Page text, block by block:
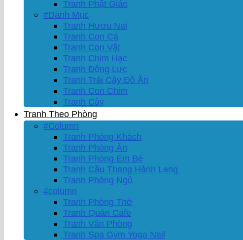
Tranh Phật Giáo
#Danh Mục
Tranh Hươu Nai
Tranh Con Cá
Tranh Con Vật
Tranh Chim Hạc
Tranh Động Lực
Tranh Trái Cây Đồ Ăn
Tranh Con Chim
Tranh Cây
Tranh Theo Phòng
#Column
Tranh Phòng Khách
Tranh Phòng Ăn
Tranh Phòng Em Bé
Tranh Cầu Thang Hành Lang
Tranh Phòng Ngủ
#column
Tranh Phòng Thờ
Tranh Quán Cafe
Tranh Văn Phòng
Tranh Spa Gym Yoga Nail